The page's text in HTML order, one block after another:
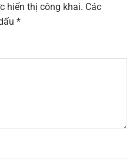
hiển thị công khai. Các
*